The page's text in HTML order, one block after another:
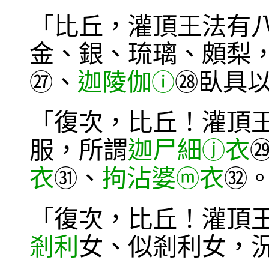
「比丘，灌頂王法有
金、銀、琉璃、頗梨
㉗ 、 迦陵伽ⓘ㉘臥具
「復次，比丘！灌頂
服，所謂迦尸細ⓙ衣
衣㉛ 、 拘沾婆ⓜ衣㉜
「復次，比丘！灌
剎利 女、似剎利女，